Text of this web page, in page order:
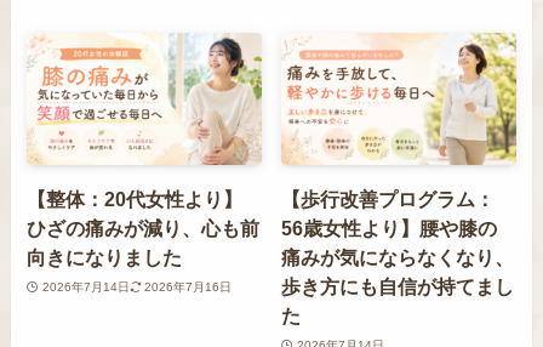
【整体：20代女性より】
ひざの痛みが減り、心も前
向きになりました
2026年7月14日 2026年7月16日
【歩行改善プログラム：
56歳女性より】腰や膝の
痛みが気にならなくなり、
歩き方にも自信が持てまし
た